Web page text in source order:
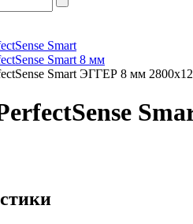
Smart
Smart 8 мм
Smart ЭГГЕР 8 мм